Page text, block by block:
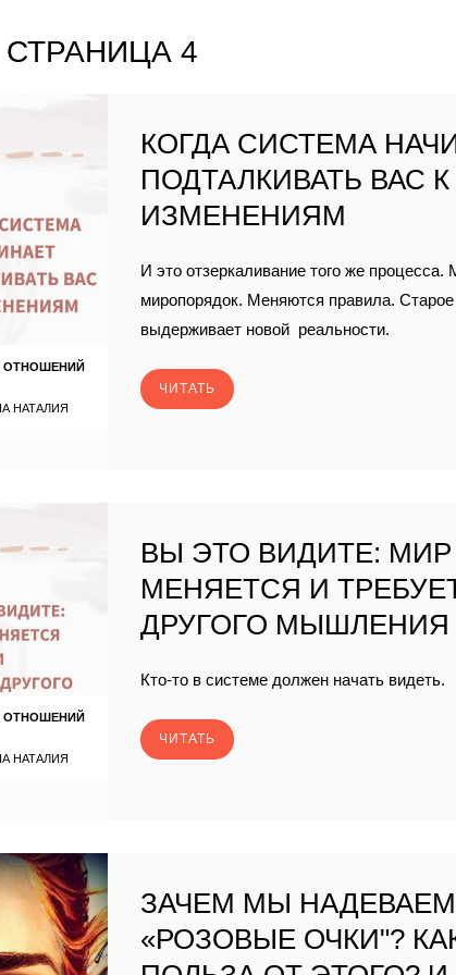
4
ОТНОШЕНИЙ
НАТАЛИЯ
КОГДА СИСТЕМА
ПОДТАЛКИВАТЬ ВАС К
ИЗМЕНЕНИЯМ
И это отзеркаливание того же процесса.
миропорядок. Меняются правила.
выдерживает новой реальности.
ЧИТАТЬ
ОТНОШЕНИЙ
НАТАЛИЯ
ВЫ ЭТО ВИДИТЕ: МИР
МЕНЯЕТСЯ И
ДРУГОГО МЫШЛЕНИЯ
Кто-то в системе должен начать видеть.
ЧИТАТЬ
ЗАЧЕМ МЫ НАДЕВАЕМ
«РОЗОВЫЕ ОЧКИ"?